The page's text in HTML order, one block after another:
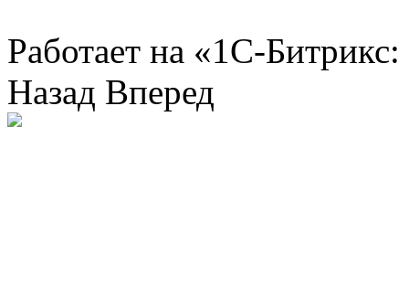
Работает на «1С-
Назад Вперед